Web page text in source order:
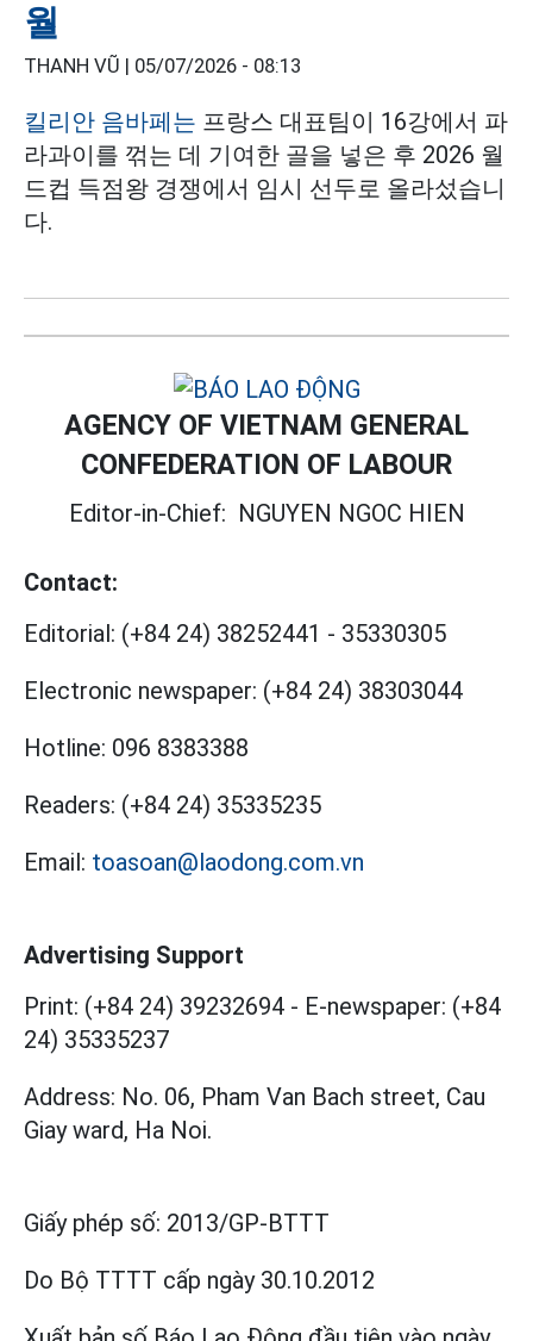
월
THANH VŨ | 05/07/2026 - 08:13
킬리안 음바페는 프랑스 대표팀이 16강에서 파
라과이를 꺾는 데 기여한 골을 넣은 후 2026 월
드컵 득점왕 경쟁에서 임시 선두로 올라섰습니
다.
AGENCY OF VIETNAM GENERAL
CONFEDERATION OF LABOUR
Editor-in-Chief: NGUYEN NGOC HIEN
Contact:
Editorial: (+84 24) 38252441 - 35330305
Electronic newspaper: (+84 24) 38303044
Hotline: 096 8383388
Readers: (+84 24) 35335235
Email: toasoan@laodong.com.vn
Advertising Support
Print: (+84 24) 39232694 - E-newspaper: (+84
24) 35335237
Address: No. 06, Pham Van Bach street, Cau
Giay ward, Ha Noi.
Giấy phép số: 2013/GP-BTTT
Do Bộ TTTT cấp ngày 30.10.2012